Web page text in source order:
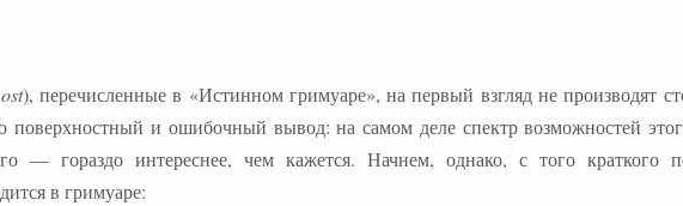
), перечисленные в «Истинном гримуаре», на первый взгляд не производят
поверхностный и ошибочный вывод: на самом деле спектр возможностей
— гораздо интереснее, чем кажется. Начнем, однако, с того краткого
в гримуаре: